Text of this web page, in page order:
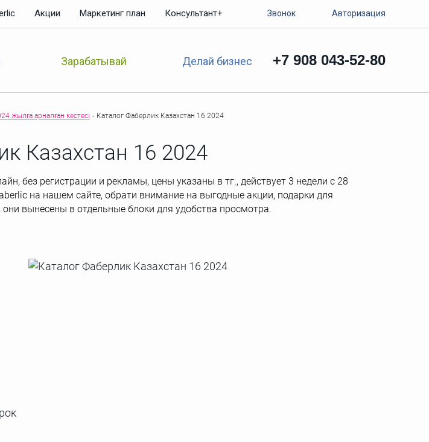
Акции Маркетинг план Консультант+ Звонок Авторизация
Зарабатывай Делай бизнес +7 908 043-52-80
жылға арналған кестесі - Каталог Фаберлик Казахстан 16 2024
Казахстан 16 2024
без регистрации и рекламы, цены указаны в тг., действует 3 недели с 28
на нашем сайте, обрати внимание на выгодные акции, подарки для
вынесены в отдельные блоки для удобства просмотра.